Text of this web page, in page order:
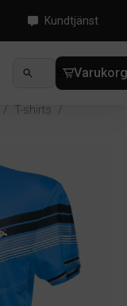
Kundtjänst
NYHETER
/ T-shirts
/